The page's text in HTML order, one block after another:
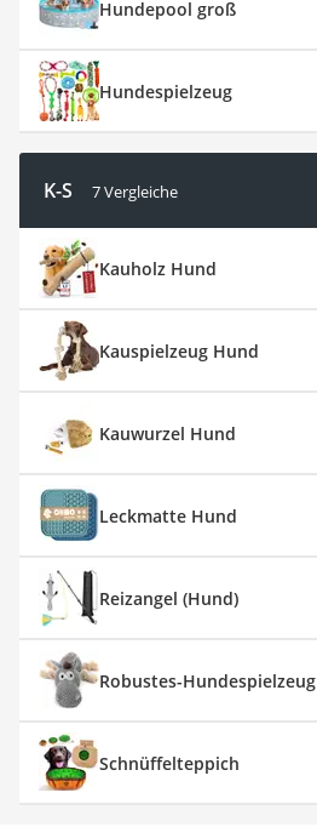
Hundepool groß
Hundespielzeug
K-S 7 Vergleiche
Kauholz Hund
Kauspielzeug Hund
Kauwurzel Hund
Leckmatte Hund
Reizangel (Hund)
Robustes-Hundespielzeug
Schnüffelteppich